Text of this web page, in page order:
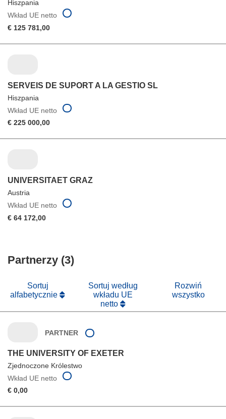
Hiszpania
Wkład UE netto
€ 125 781,00
SERVEIS DE SUPORT A LA GESTIO SL
Hiszpania
Wkład UE netto
€ 225 000,00
UNIVERSITAET GRAZ
Austria
Wkład UE netto
€ 64 172,00
Partnerzy (3)
Sortuj
alfabetycznie
Sortuj według
wkładu UE
netto
Rozwiń
wszystko
PARTNER
THE UNIVERSITY OF EXETER
Zjednoczone Królestwo
Wkład UE netto
€ 0,00